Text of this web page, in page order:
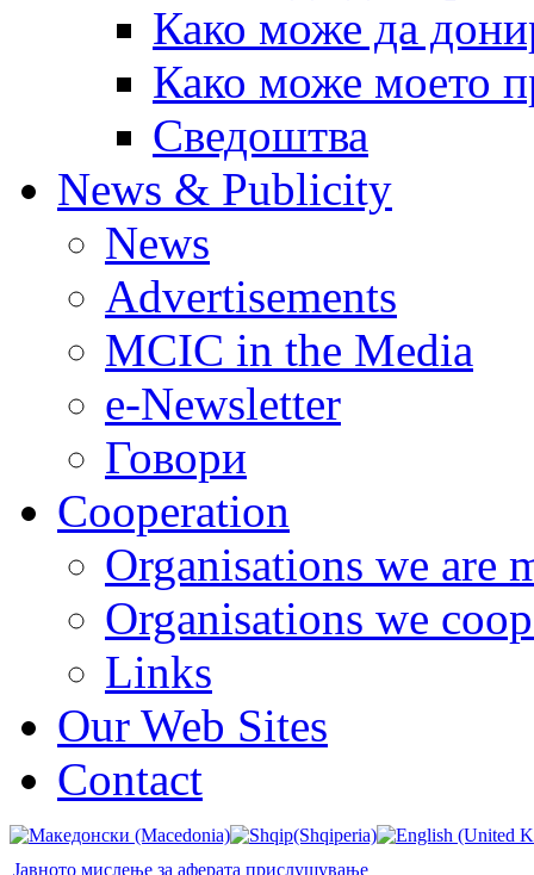
Како може да
Како може моето
Сведоштва
News & Publicity
News
Advertisements
MCIC in the Media
e-Newsletter
Говори
Cooperation
Organisations we are
Organisations we
Links
Our Web Sites
Contact
Јавното мислење за аферата прислушување